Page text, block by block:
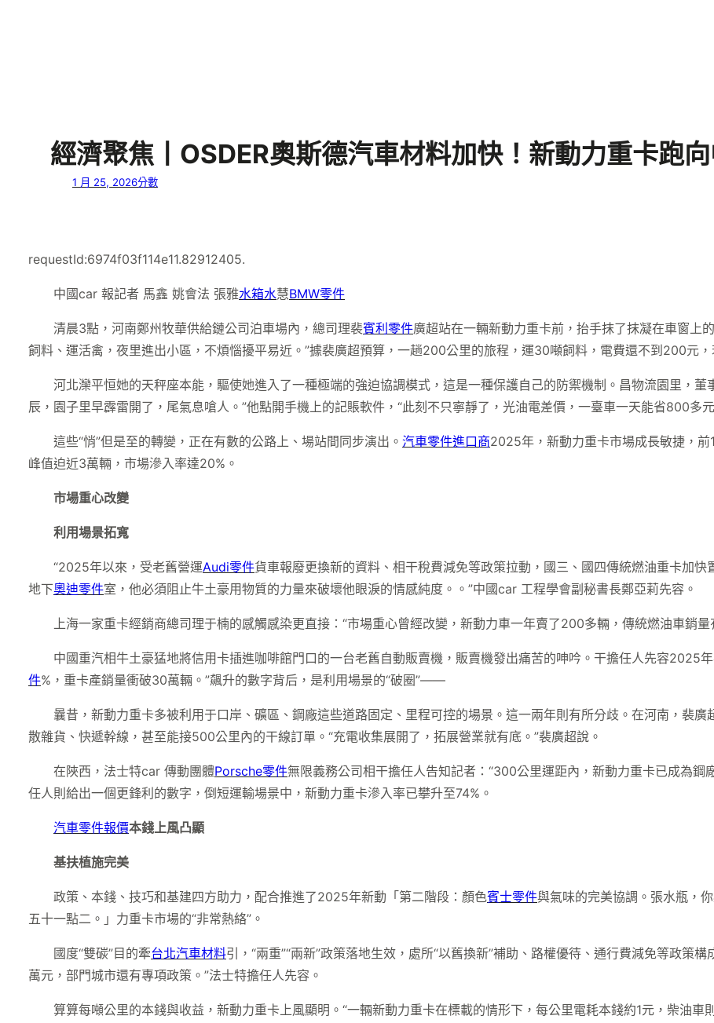
經濟聚焦丨OSDER奧斯德汽車材料加快！新動力重卡跑
1 月 25, 2026分數
requestId:6974f03f114e11.82912405.
中國car 報記者 馬鑫 姚會法 張雅水箱水慧BMW零件
清晨3點，河南鄭州牧華供給鏈公司泊車場內，總司理裴賓利零件廣超站在一輛新動力重卡前，抬手抹了抹凝在車窗上
飼料、運活禽，夜里進出小區，不煩惱擾平易近。”據裴廣超預算，一趟200公里的旅程，運30噸飼料，電費還不到200元
河北灤平恒她的天秤座本能，驅使她進入了一種極端的強迫協調模式，這是一種保護自己的防禦機制。昌物流園里，董
辰，園子里早霹雷開了，尾氣息嗆人。”他點開手機上的記賬軟件，“此刻不只寧靜了，光油電差價，一臺車一天能省800多
這些“悄”但是至的轉變，正在有數的公路上、場站間同步演出。 汽車零件進口商2025年，新動力重卡市場成長敏捷，
峰值迫近3萬輛，市場滲入率達20%。
市場重心改變
利用場景拓寬
“2025年以來，受老舊營運Audi零件貨車報廢更換新的資料、相干稅費減免等政策拉動，國三、國四傳統燃油重卡加
地下奧迪零件室，他必須阻止牛土豪用物質的力量來破壞他眼淚的情感純度。。”中國car 工程學會副秘書長鄭亞莉先容。
上海一家重卡經銷商總司理于楠的感觸感染更直接：“市場重心曾經改變，新動力車一年賣了200多輛，傳統燃油車銷量
中國重汽相牛土豪猛地將信用卡插進咖啡館門口的一台老舊自動販賣機，販賣機發出痛苦的呻吟。干擔任人先容2025
件%，重卡產銷量衝破30萬輛。”飆升的數字背后，是利用場景的“破圈”——
曩昔，新動力重卡多被利用于口岸、礦區、鋼廠這些道路固定、里程可控的場景。這一兩年則有所分歧。在河南，裴
散雜貨、快遞幹線，甚至能接500公里內的干線訂單。“充電收集展開了，拓展營業就有底。”裴廣超說。
在陜西，法士特car 傳動團體Porsche零件無限義務公司相干擔任人告知記者：“300公里運距內，新動力重卡已成為
任人則給出一個更鋒利的數字，倒短運輸場景中，新動力重卡滲入率已攀升至74%。
汽車零件報價本錢上風凸顯
基扶植施完美
政策、本錢、技巧和基建四方助力，配合推進了2025年新動「第二階段：顏色賓士零件與氣味的完美協調。張水瓶，
五十一點二。」力重卡市場的“非常熱絡”。
國度“雙碳”目的牽台北汽車材料引，“兩重”“兩新”政策落地生效，處所“以舊換新”補助、路權優待、通行費減免等政策
萬元，部門城市還有專項政策。”法士特擔任人先容。
算算每噸公里的本錢與收益，新動力重卡上風顯明。“一輛新動力重卡在標載的情形下，每公里電耗本錢約1元，柴油